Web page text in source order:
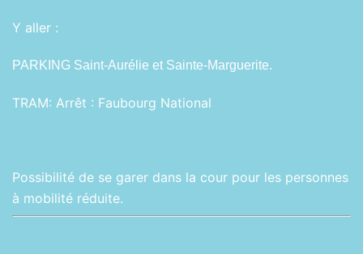
Y aller :
PARKING Saint-Aurélie et Sainte-Marguerite.
TRAM: Arrêt : Faubourg National
Possibilité de se garer dans la cour pour les personnes
à mobilité réduite.